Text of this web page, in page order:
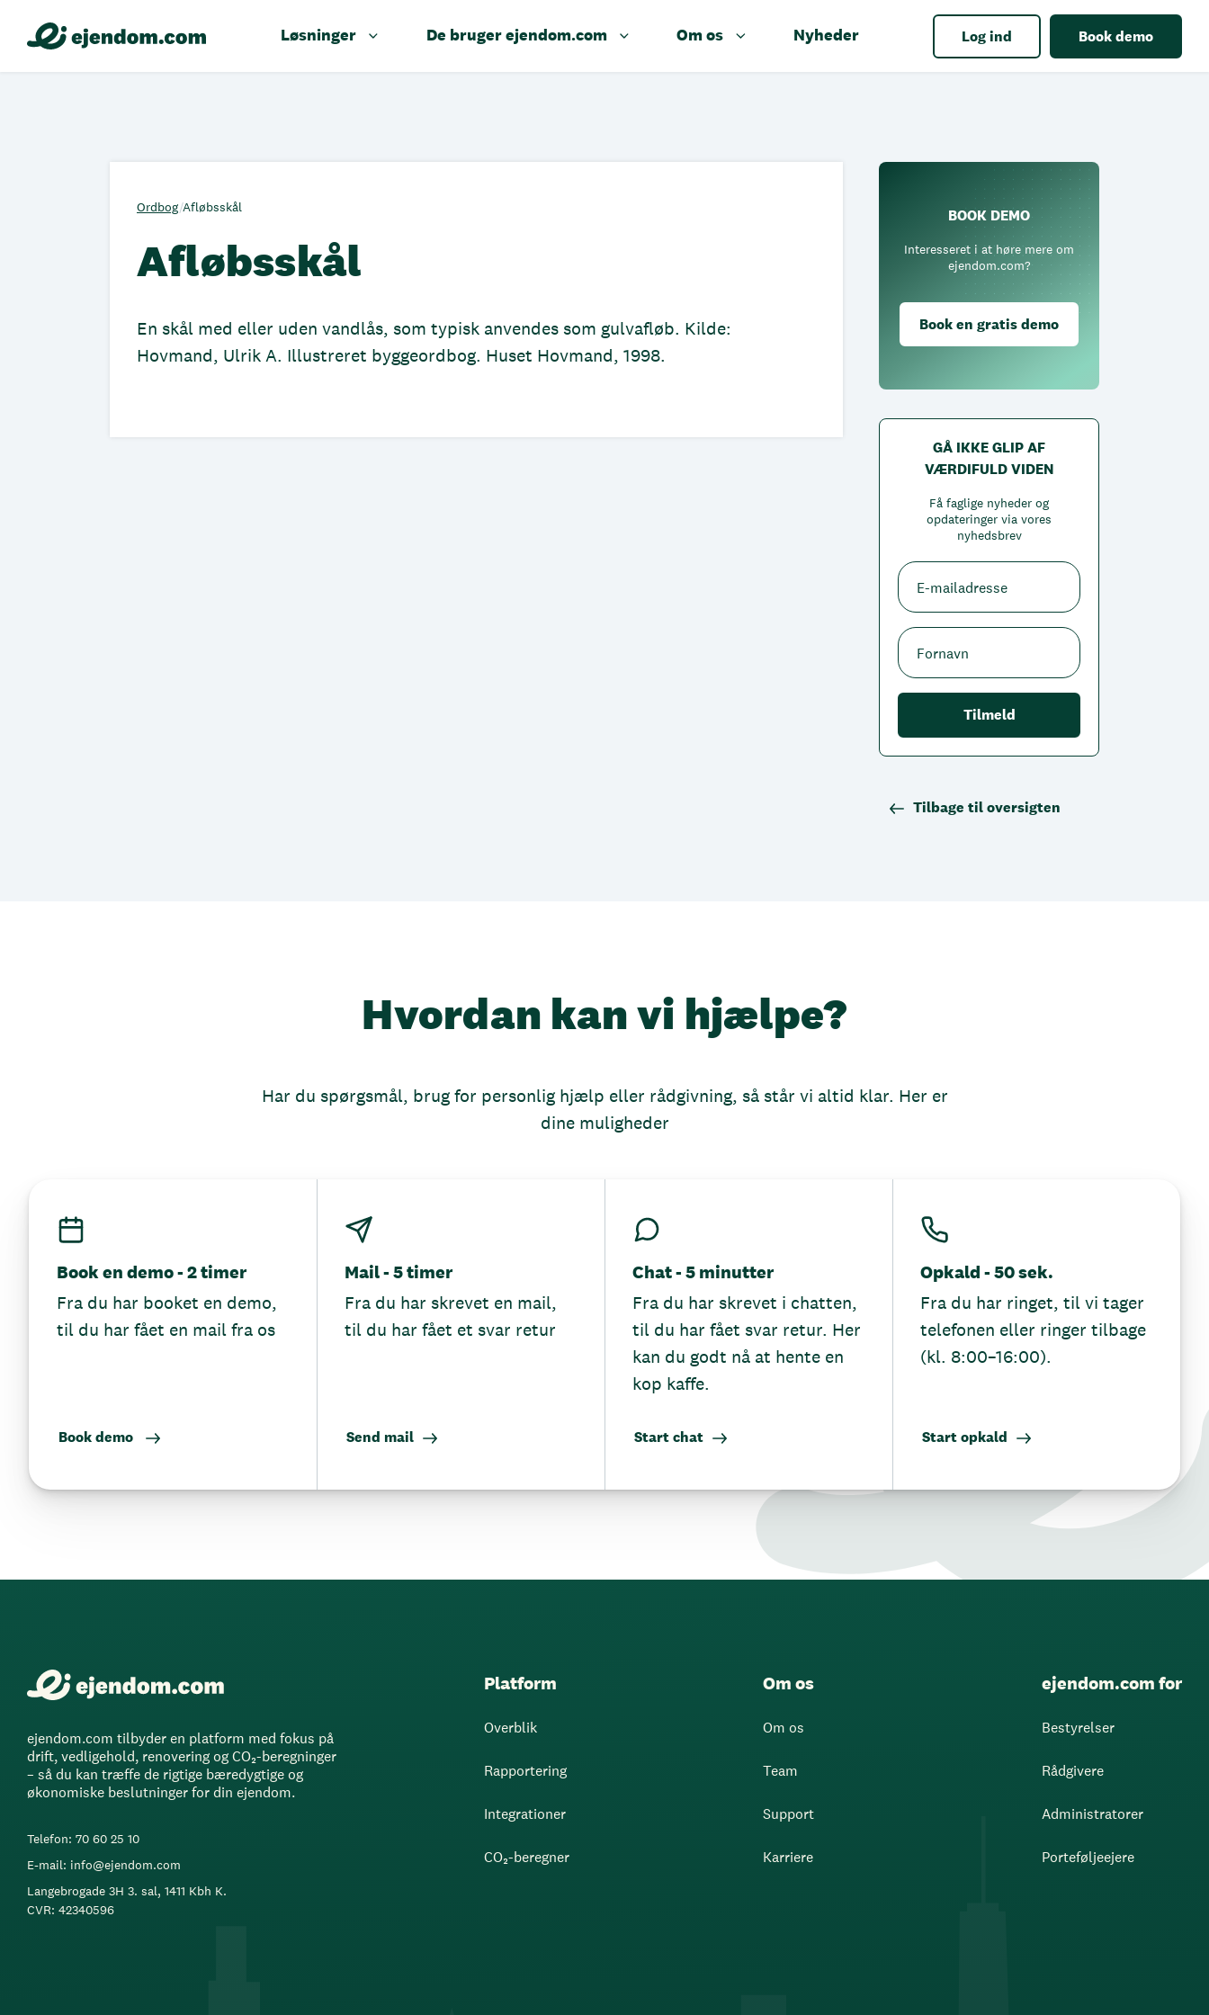
Løsninger De bruger ejendom.com Om os Nyheder Log ind Book demo
Ordbog/Afløbsskål
Afløbsskål
En skål med eller uden vandlås, som typisk anvendes som gulvafløb. Kilde:
Hovmand, Ulrik A. Illustreret byggeordbog. Huset Hovmand, 1998.
BOOK DEMO
Interesseret i at høre mere om
ejendom.com?
Book en gratis demo
GÅ IKKE GLIP AF
VÆRDIFULD VIDEN
Få faglige nyheder og
opdateringer via vores
nyhedsbrev
Tilbage til oversigten
Hvordan kan vi hjælpe?
Har du spørgsmål, brug for personlig hjælp eller rådgivning, så står vi altid klar. Her er
dine muligheder
Book en demo - 2 timer
Fra du har booket en demo,
til du har fået en mail fra os
Book demo
Mail - 5 timer
Fra du har skrevet en mail,
til du har fået et svar retur
Send mail
Chat - 5 minutter
Fra du har skrevet i chatten,
til du har fået svar retur. Her
kan du godt nå at hente en
kop kaffe.
Start chat
Opkald - 50 sek.
Fra du har ringet, til vi tager
telefonen eller ringer tilbage
(kl. 8:00–16:00).
Start opkald
ejendom.com tilbyder en platform med fokus på
drift, vedligehold, renovering og CO₂-beregninger
– så du kan træffe de rigtige bæredygtige og
økonomiske beslutninger for din ejendom.
Telefon: 70 60 25 10
E-mail: info@ejendom.com
Langebrogade 3H 3. sal, 1411 Kbh K.
CVR: 42340596
Platform
Overblik
Rapportering
Integrationer
CO₂-beregner
Om os
Om os
Team
Support
Karriere
ejendom.com for
Bestyrelser
Rådgivere
Administratorer
Porteføljeejere